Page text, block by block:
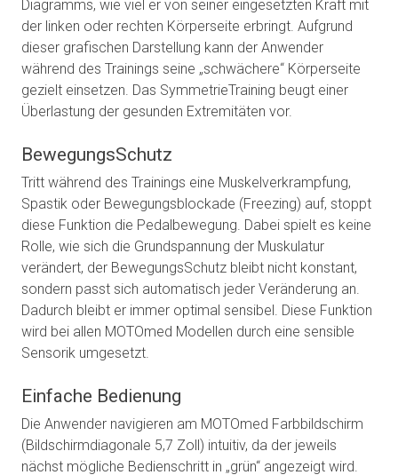
Diagramms, wie viel er von seiner eingesetzten Kraft mit
der linken oder rechten Körperseite erbringt. Aufgrund
dieser grafischen Darstellung kann der Anwender
während des Trainings seine „schwächere“ Körperseite
gezielt einsetzen. Das SymmetrieTraining beugt einer
Überlastung der gesunden Extremitäten vor.
BewegungsSchutz
Tritt während des Trainings eine Muskelverkrampfung,
Spastik oder Bewegungsblockade (Freezing) auf, stoppt
diese Funktion die Pedalbewegung. Dabei spielt es keine
Rolle, wie sich die Grundspannung der Muskulatur
verändert, der BewegungsSchutz bleibt nicht konstant,
sondern passt sich automatisch jeder Veränderung an.
Dadurch bleibt er immer optimal sensibel. Diese Funktion
wird bei allen MOTOmed Modellen durch eine sensible
Sensorik umgesetzt.
Einfache Bedienung
Die Anwender navigieren am MOTOmed Farbbildschirm
(Bildschirmdiagonale 5,7 Zoll) intuitiv, da der jeweils
nächst mögliche Bedienschritt in „grün“ angezeigt wird.